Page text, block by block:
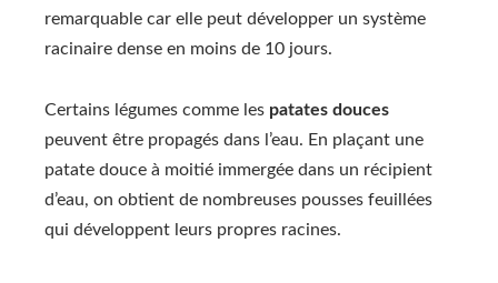
remarquable car elle peut développer un système
racinaire dense en moins de 10 jours.
Certains légumes comme les patates douces
peuvent être propagés dans l’eau. En plaçant une
patate douce à moitié immergée dans un récipient
d’eau, on obtient de nombreuses pousses feuillées
qui développent leurs propres racines.